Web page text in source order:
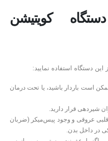
کویتیشن
این دستگاه استفاده نمایید:
است باردار باشید، یا تحت درمان
شیردهی قرار دارید.
قلبی عروقی و وجود پیس‌میکر (ضربان
در داخل بدن.